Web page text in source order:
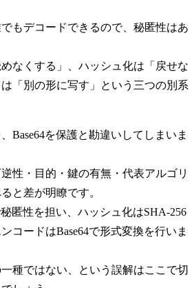
もデコードできるので、秘匿性はあ
なくする」、ハッシュ化は「戻せな
「別の形に写す」という三つの別系
Base64を保護と勘違いしてしまいま
性・目的・鍵の有無・代表アルゴリ
と差が明瞭です。
匿性を担い、ハッシュ化はSHA-256
コードはBase64で形式変換を行いま
種ではない、という誤解はここで切